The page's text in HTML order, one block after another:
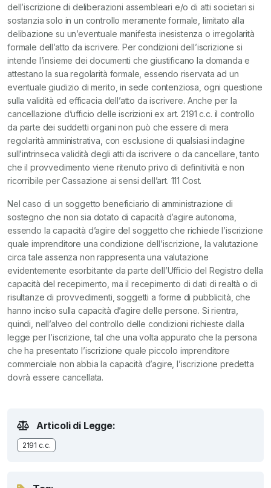
dell’iscrizione di deliberazioni assembleari e/o di atti societari si
sostanzia solo in un controllo meramente formale, limitato alla
delibazione su un’eventuale manifesta inesistenza o irregolarità
formale dell’atto da iscrivere. Per condizioni dell’iscrizione si
intende l’insieme dei documenti che giustificano la domanda e
attestano la sua regolarità formale, essendo riservata ad un
eventuale giudizio di merito, in sede contenziosa, ogni questione
sulla validità ed efficacia dell’atto da iscrivere. Anche per la
cancellazione d’ufficio delle iscrizioni ex art. 2191 c.c. il controllo
da parte dei suddetti organi non può che essere di mera
regolarità amministrativa, con esclusione di qualsiasi indagine
sull’intrinseca validità degli atti da iscrivere o da cancellare, tanto
che il provvedimento viene ritenuto privo di definitività e non
ricorribile per Cassazione ai sensi dell’art. 111 Cost.
Nel caso di un soggetto beneficiario di amministrazione di
sostegno che non sia dotato di capacità d’agire autonoma,
essendo la capacità d’agire del soggetto che richiede l’iscrizione
quale imprenditore una condizione dell’iscrizione, la valutazione
circa tale assenza non rappresenta una valutazione
evidentemente esorbitante da parte dell’Ufficio del Registro della
capacità del recepimento, ma il recepimento di dati di realtà o di
risultanze di provvedimenti, soggetti a forme di pubblicità, che
hanno inciso sulla capacità d’agire delle persone. Si rientra,
quindi, nell’alveo del controllo delle condizioni richieste dalla
legge per l’iscrizione, tal che una volta appurato che la persona
che ha presentato l’iscrizione quale piccolo imprenditore
commerciale non abbia la capacità d’agire, l’iscrizione predetta
dovrà essere cancellata.
Articoli di Legge:
2191 c.c.